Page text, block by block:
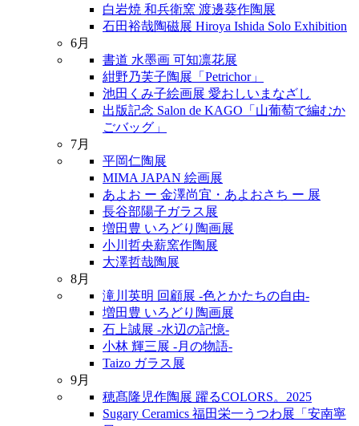
白岩焼 和兵衛窯 渡邊葵作陶展
石田裕哉陶磁展 Hiroya Ishida Solo Exhibition
6月
書道 水墨画 可知凛花展
紺野乃芙子陶展「Petrichor」
池田くみ子絵画展 愛おしいまなざし
出版記念 Salon de KAGO「山葡萄で編むか
ごバッグ」
7月
平岡仁陶展
MIMA JAPAN 絵画展
あよお ー 金澤尚宜・あよおさち ー 展
長谷部陽子ガラス展
増田豊 いろどり陶画展
小川哲央薪窯作陶展
大澤哲哉陶展
8月
滝川英明 回顧展 -色とかたちの自由-
増田豊 いろどり陶画展
石上誠展 -水辺の記憶-
小林 輝三展 -月の物語-
Taizo ガラス展
9月
穂髙隆児作陶展 躍るCOLORS。2025
Sugary Ceramics 福田栄一うつわ展「安南寧